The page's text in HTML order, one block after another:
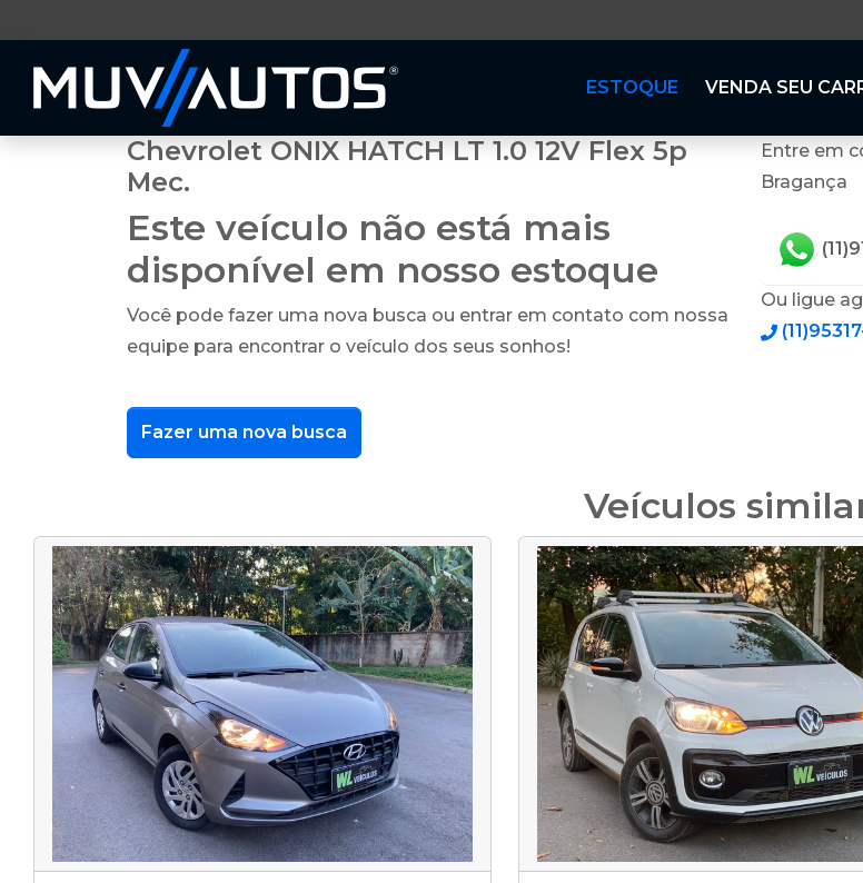
ESTOQUE VENDA SEU
Chevrolet ONIX HATCH LT 1.0 12V Flex 5p
Mec.
Este veículo não está mais
disponível em nosso estoque
Você pode fazer uma nova busca ou entrar em contato com nossa
equipe para encontrar o veículo dos seus sonhos!
Fazer uma nova busca
Entre em
Bragança
Ou ligue
Veículos